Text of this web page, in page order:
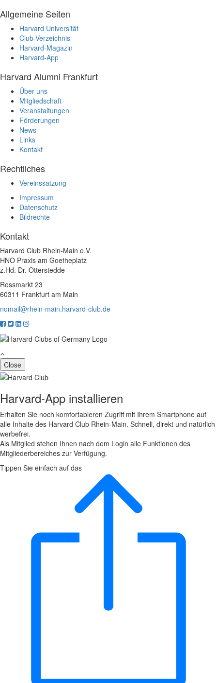
Allgemeine Seiten
Harvard Universität
Club-Verzeichnis
Harvard-Magazin
Harvard-App
Harvard Alumni Frankfurt
Über uns
Mitgliedschaft
Veranstaltungen
Förderungen
News
Links
Kontakt
Rechtliches
Vereinssatzung
Impressum
Datenschutz
Bildrechte
Kontakt
Harvard Club Rhein-Main e.V.
HNO Praxis am Goetheplatz
z.Hd. Dr. Otterstedde
Rossmarkt 23
60311 Frankfurt am Main
nomail@rhein-main.harvard-club.de
Close
Harvard-App installieren
Erhalten Sie noch komfortableren Zugriff mit Ihrem Smartphone auf
alle Inhalte des Harvard Club Rhein-Main. Schnell, direkt und natürlich
werbefrei.
Als Mitglied stehen Ihnen nach dem Login alle Funktionen des
Mitgliederbereiches zur Verfügung.
Tippen Sie einfach auf das